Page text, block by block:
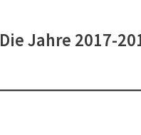
Die Jahre 2017-